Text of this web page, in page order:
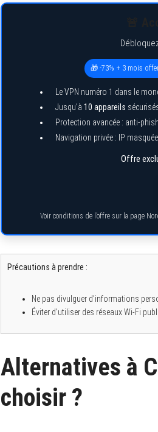
🎁 -73% + 3 mois
Le VPN numéro 1 dans le
Jusqu’à 10 appareils
Protection avancée : anti-
Navigation privée : IP
Offre
Voir conditions de l’offre sur la page
Précautions à prendre :
Ne pas divulguer d’informations
Éviter d’utiliser des réseaux Wi-Fi
Alternatives à
choisir ?